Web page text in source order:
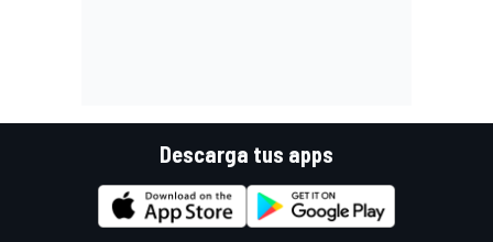
Descarga tus apps